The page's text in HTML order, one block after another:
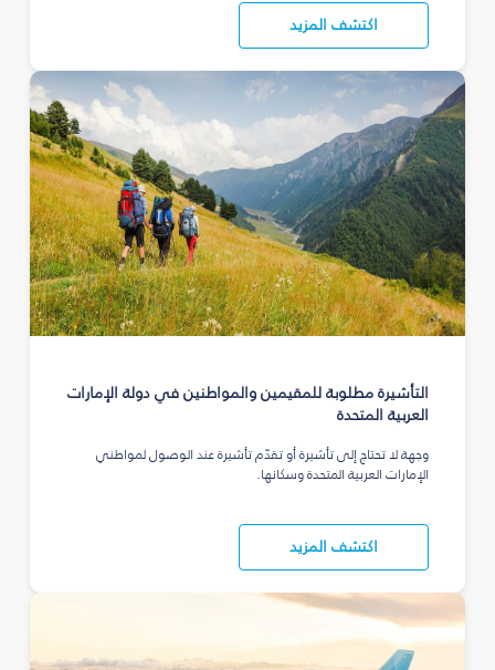
اكتشف المزيد
التأشيرة مطلوبة للمقيمين والمواطنين في دولة الإمارات
العربية المتحدة
وجهة لا تحتاج إلى تأشيرة أو تقدّم تأشيرة عند الوصول لمواطني
الإمارات العربية المتحدة وسكانها.
اكتشف المزيد